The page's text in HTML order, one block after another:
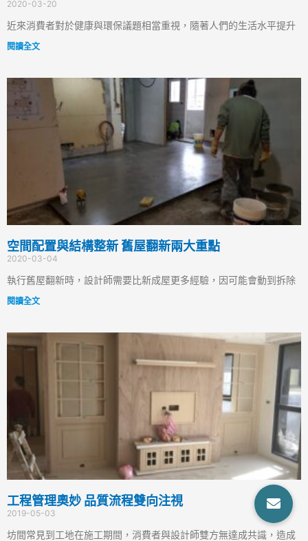
2020-03-20
近來消費者對於健康與環保議題相當重視，隨著人們的生活水平提升
閱讀全文
空間配置與結構整新 舊屋翻新兩大重點
2020-03-04
執行舊屋翻新時，設計師需要比新成屋更多經驗，因可能會動到拆除
閱讀全文
工程管理奧妙 品質流程雙向注視
2019-05-03
坊間常見到工地在施工期間，消費者與設計師雙方無達成共識，造成